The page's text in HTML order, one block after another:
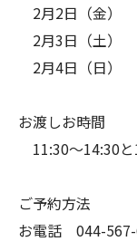
2月2日（金）
2月3日（土）
2月4日（日）
お渡しお時間
11:30〜14:30
ご予約方法
お電話 044-